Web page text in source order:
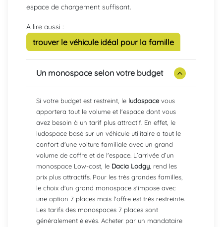
espace de chargement suffisant.
A lire aussi :
trouver le véhicule idéal pour la famille
Un monospace selon votre budget
Si votre budget est restreint, le ludospacevous
apportera tout le volume et l'espace dont vous
avez besoin à un tarif plus attractif. En effet, le
ludospace basé sur un véhicule utilitaire a tout le
confort d'une voiture familiale avec un grand
volume de coffre et de l'espace. L’arrivée d’un
monospace Low-cost, le Dacia Lodgy , rend les
prix plus attractifs. Pour les très grandes familles,
le choix d'un grand monospace s'impose avec
une option 7 places mais l'offre est très restreinte.
Les tarifs des monospaces 7 places sont
généralement élevés. Acheter par un mandataire